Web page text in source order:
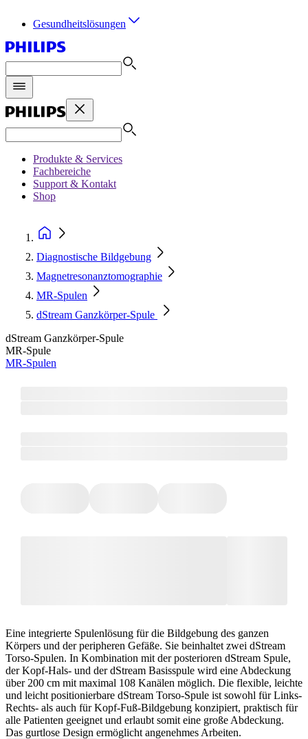
Gesundheitslösungen
Produkte & Services
Fachbereiche
Support & Kontakt
Shop
Diagnostische Bildgebung
Magnetresonanztomographie
MR-Spulen
dStream Ganzkörper-Spule
dStream Ganzkörper-Spule
MR-Spule
MR-Spulen
Eine integrierte Spulenlösung für die Bildgebung des ganzen
Körpers und der peripheren Gefäße. Sie beinhaltet zwei dStream
Torso-Spulen. In Kombination mit der posterioren dStream Spule,
der Kopf-Hals- und der dStream Basisspule wird eine Abdeckung
über 200 cm mit maximal 108 Kanälen möglich. Die flexible, leichte
und leicht positionierbare dStream Torso-Spule ist sowohl für Links-
Rechts- als auch für Kopf-Fuß-Bildgebung konzipiert, praktisch für
alle Patienten geeignet und erlaubt somit eine große Abdeckung.
Das gurtlose Design ermöglicht angenehmes Arbeiten.